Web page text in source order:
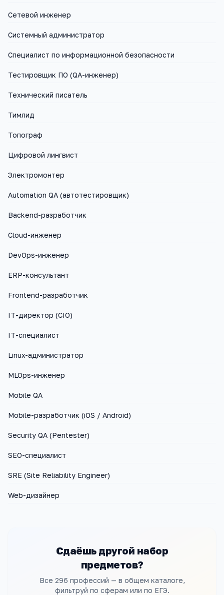
Сетевой инженер
Системный администратор
Специалист по информационной безопасности
Тестировщик ПО (QA-инженер)
Технический писатель
Тимлид
Топограф
Цифровой лингвист
Электромонтер
Automation QA (автотестировщик)
Backend-разработчик
Cloud-инженер
DevOps-инженер
ERP-консультант
Frontend-разработчик
IT-директор (CIO)
IT-специалист
Linux-администратор
MLOps-инженер
Mobile QA
Mobile-разработчик (iOS / Android)
Security QA (Pentester)
SEO-специалист
SRE (Site Reliability Engineer)
Web-дизайнер
Сдаёшь другой набор
предметов?
Все 296 профессий — в общем каталоге,
фильтруй по сферам или по ЕГЭ.